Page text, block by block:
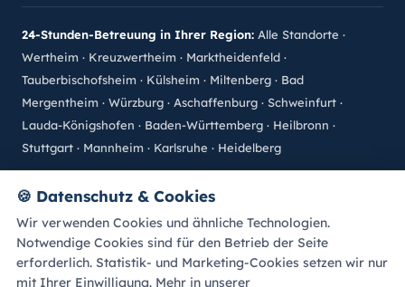
24-Stunden-Betreuung in Ihrer Region: Alle Standorte ·
Wertheim · Kreuzwertheim · Marktheidenfeld ·
Tauberbischofsheim · Külsheim · Miltenberg · Bad
Mergentheim · Würzburg · Aschaffenburg · Schweinfurt ·
Lauda-Königshofen · Baden-Württemberg · Heilbronn ·
Stuttgart · Mannheim · Karlsruhe · Heidelberg
© 2026betreuung-zuhaus.de · Alle Rechte vorbehalten.
Cookie-Einstellungen
A
🍪 Datenschutz & Cookies
Wir verwenden Cookies und ähnliche Technologien.
Notwendige Cookies sind für den Betrieb der Seite
erforderlich. Statistik- und Marketing-Cookies setzen wir nur
mit Ihrer Einwilligung. Mehr in unserer